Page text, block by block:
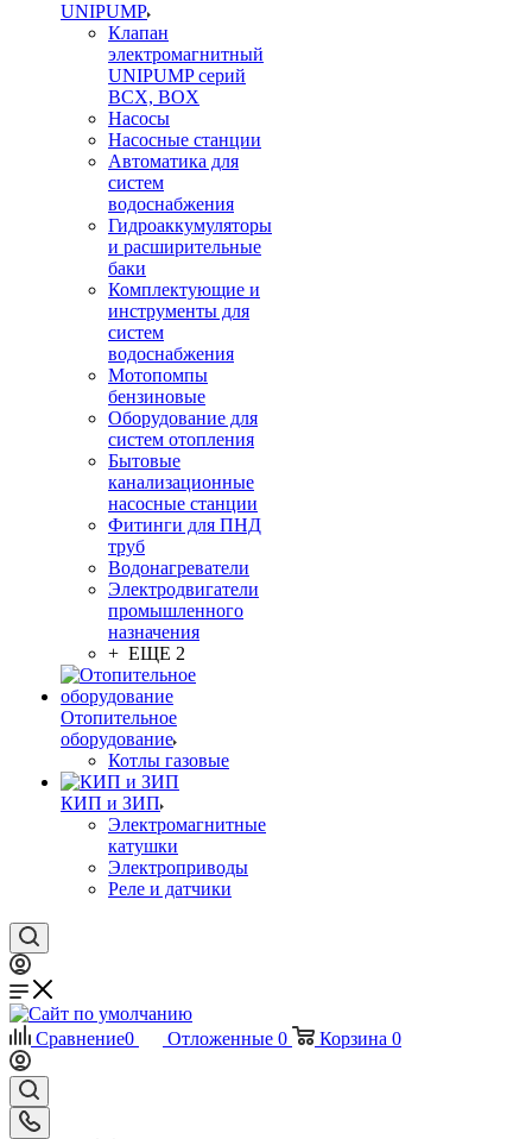
UNIPUMP
Клапан
электромагнитный
UNIPUMP серий
BCX, BOX
Насосы
Насосные станции
Автоматика для
систем
водоснабжения
Гидроаккумуляторы
и расширительные
баки
Комплектующие и
инструменты для
систем
водоснабжения
Мотопомпы
бензиновые
Оборудование для
систем отопления
Бытовые
канализационные
насосные станции
Фитинги для ПНД
труб
Водонагреватели
Электродвигатели
промышленного
назначения
+ ЕЩЕ 2
Отопительное
оборудование
Котлы газовые
КИП и ЗИП
Электромагнитные
катушки
Электроприводы
Реле и датчики
Сравнение0 Отложенные 0 Корзина 0